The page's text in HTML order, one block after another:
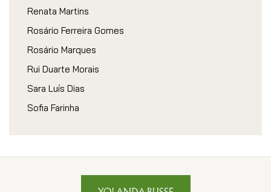
Renata Martins
Rosário Ferreira Gomes
Rosário Marques
Rui Duarte Morais
Sara Luís Dias
Sofia Farinha